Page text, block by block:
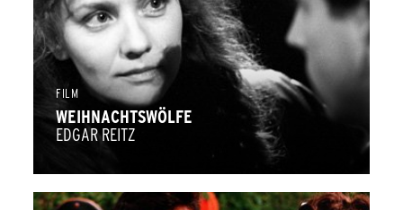
FILM
WEIHNACHTSWÖLFE
EDGAR REITZ